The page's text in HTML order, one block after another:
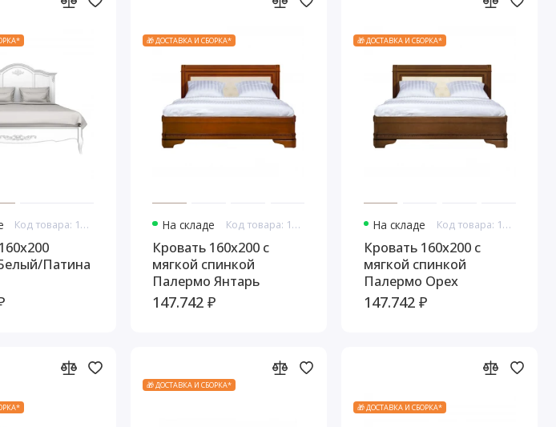
Код товара: 10877
Патина
🎁 ДОСТАВКА И СБОРКА*
На складе Код товара: 10930
Кровать 160x200 с
мягкой спинкой
Палермо Янтарь
147.742 ₽
🎁 ДОСТАВКА И СБОРКА*
На складе Код товара: 10932
Кровать 160x200 с
мягкой спинкой
Палермо Орех
147.742 ₽
🎁 ДОСТАВКА И СБОРКА*
🎁 ДОСТАВКА И СБОРКА*